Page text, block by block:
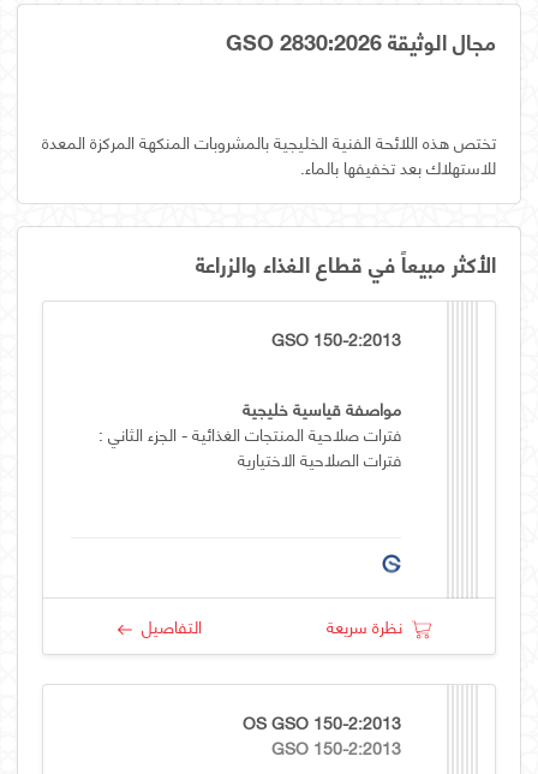
مجال الوثيقة GSO 2830:2026
تختص هذه اللائحة الفنية الخليجية بالمشروبات المنكهة المركزة المعدة
للاستهلاك بعد تخفيفها بالماء.
الأكثر مبيعاً في قطاع الغذاء والزراعة
GSO 150-2:2013
مواصفة قياسية خليجية
فترات صلاحية المنتجات الغذائية - الجزء الثاني :
فترات الصلاحية الاختيارية
نظرة سريعة التفاصيل
OS GSO 150-2:2013
GSO 150-2:2013